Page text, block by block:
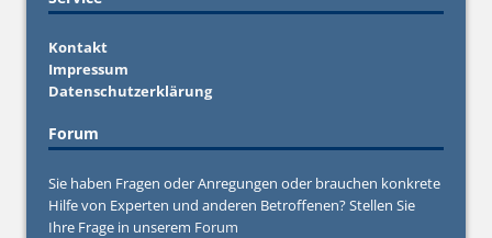
Kontakt
Impressum
Datenschutzerklärung
Forum
Sie haben Fragen oder Anregungen oder brauchen konkrete
Hilfe von Experten und anderen Betroffenen? Stellen Sie
Ihre Frage in unserem Forum